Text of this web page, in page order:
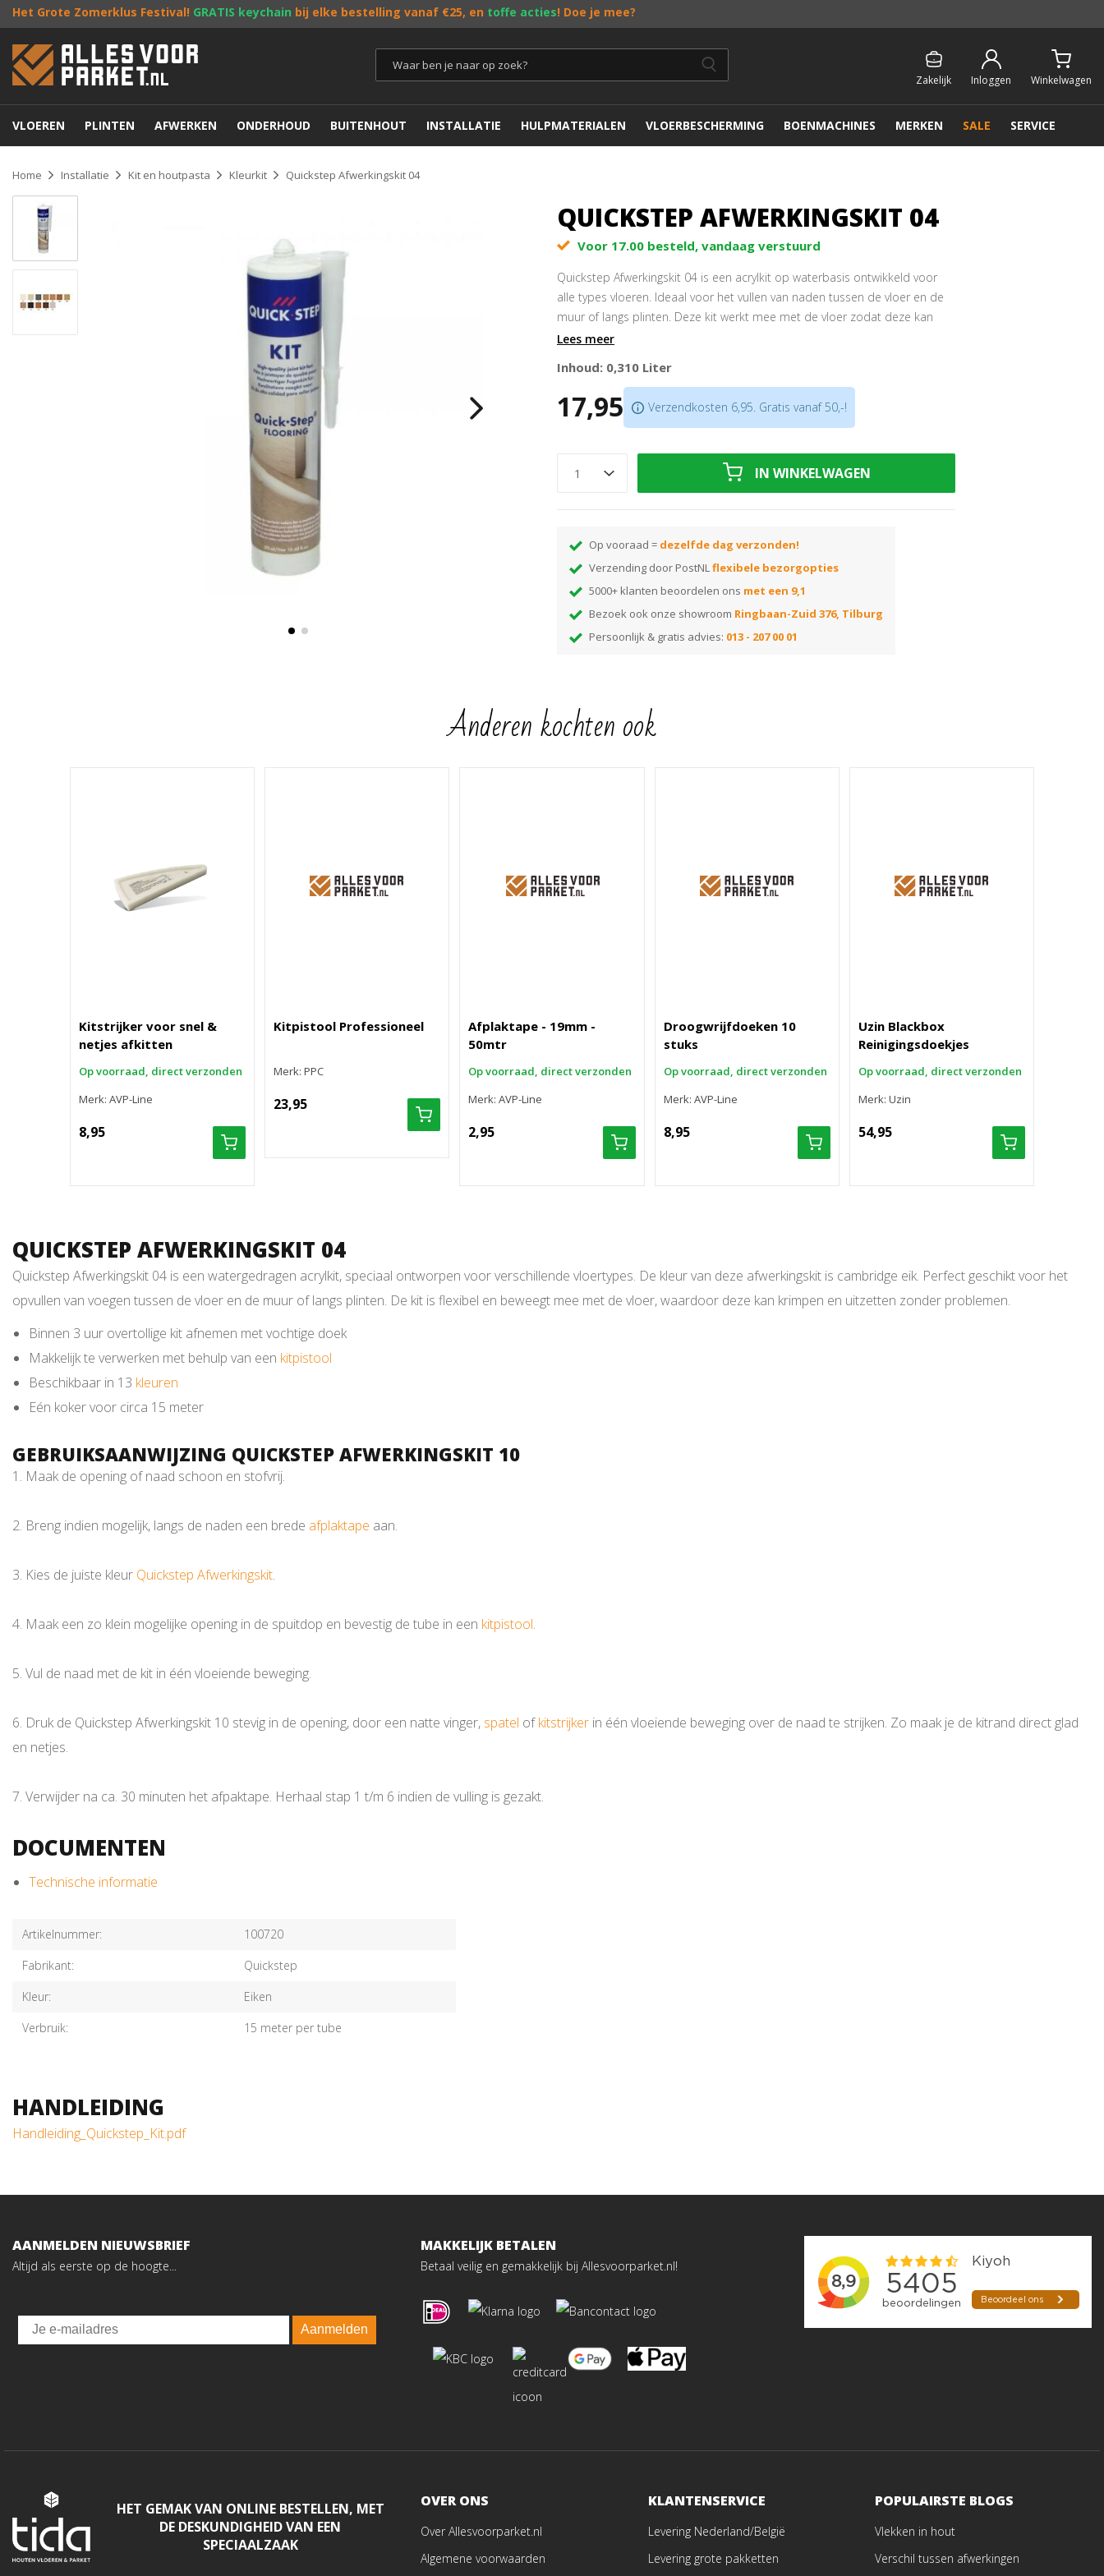
Het Grote Zomerklus Festival! GRATIS keychain bij elke bestelling vanaf €25, en toffe acties! Doe je mee?
Zakelijk Inloggen Winkelwagen
VLOEREN PLINTEN AFWERKEN ONDERHOUD BUITENHOUT INSTALLATIE HULPMATERIALEN VLOERBESCHERMING BOENMACHINES MERKEN SALE SERVICE
Home Installatie Kit en houtpasta Kleurkit Quickstep Afwerkingskit 04
QUICKSTEP AFWERKINGSKIT 04
Voor 17.00 besteld, vandaag verstuurd
Quickstep Afwerkingskit 04 is een acrylkit op waterbasis ontwikkeld voor
alle types vloeren. Ideaal voor het vullen van naden tussen de vloer en de
muur of langs plinten. Deze kit werkt mee met de vloer zodat deze kan
krimpen en uitzetten.
Lees meer
Inhoud: 0,310 Liter
17,95 Verzendkosten 6,95. Gratis vanaf 50,-!
IN WINKELWAGEN
Op vooraad = dezelfde dag verzonden!
Verzending door PostNLflexibele bezorgopties
5000+ klanten beoordelen ons met een 9,1
Bezoek ook onze showroom Ringbaan-Zuid 376, Tilburg
Persoonlijk & gratis advies: 013 - 207 00 01
Anderen kochten ook
Kitstrijker voor snel &
netjes afkitten
Op voorraad, direct verzonden
Merk: AVP-Line
8,95
Kitpistool Professioneel
Merk: PPC
23,95
Afplaktape - 19mm -
50mtr
Op voorraad, direct verzonden
Merk: AVP-Line
2,95
Droogwrijfdoeken 10
stuks
Op voorraad, direct verzonden
Merk: AVP-Line
8,95
Uzin Blackbox
Reinigingsdoekjes
Op voorraad, direct verzonden
Merk: Uzin
54,95
QUICKSTEP AFWERKINGSKIT 04
Quickstep Afwerkingskit 04 is een watergedragen acrylkit, speciaal ontworpen voor verschillende vloertypes. De kleur van deze afwerkingskit is cambridge eik. Perfect geschikt voor het
opvullen van voegen tussen de vloer en de muur of langs plinten. De kit is flexibel en beweegt mee met de vloer, waardoor deze kan krimpen en uitzetten zonder problemen.
Binnen 3 uur overtollige kit afnemen met vochtige doek
Makkelijk te verwerken met behulp van een kitpistool
Beschikbaar in 13 kleuren
Eén koker voor circa 15 meter
GEBRUIKSAANWIJZING QUICKSTEP AFWERKINGSKIT 10
1. Maak de opening of naad schoon en stofvrij.
2. Breng indien mogelijk, langs de naden een brede afplaktape aan.
3. Kies de juiste kleur Quickstep Afwerkingskit.
4. Maak een zo klein mogelijke opening in de spuitdop en bevestig de tube in een kitpistool.
5. Vul de naad met de kit in één vloeiende beweging.
6. Druk de Quickstep Afwerkingskit 10 stevig in de opening, door een natte vinger, spatel ofkitstrijker in één vloeiende beweging over de naad te strijken. Zo maak je de kitrand direct glad
en netjes.
7. Verwijder na ca. 30 minuten het afpaktape. Herhaal stap 1 t/m 6 indien de vulling is gezakt.
DOCUMENTEN
Technische informatie
Artikelnummer:
100720
Fabrikant:
Quickstep
Kleur:
Eiken
Verbruik:
15 meter per tube
HANDLEIDING
Handleiding_Quickstep_Kit.pdf
AANMELDEN NIEUWSBRIEF
Altijd als eerste op de hoogte...
Email
Aanmelden
MAKKELIJK BETALEN
Betaal veilig en gemakkelijk bij Allesvoorparket.nl!
HET GEMAK VAN ONLINE BESTELLEN, MET
DE DESKUNDIGHEID VAN EEN
SPECIAALZAAK
OVER ONS
Over Allesvoorparket.nl
Algemene voorwaarden
KLANTENSERVICE
Levering Nederland/België
Levering grote pakketten
POPULAIRSTE BLOGS
Vlekken in hout
Verschil tussen afwerkingen